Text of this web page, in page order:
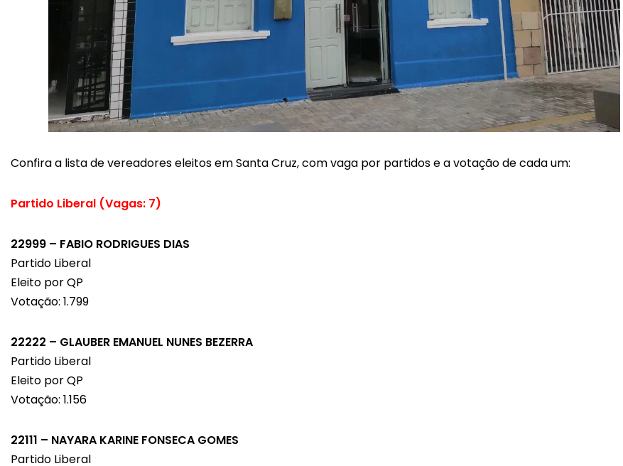
Confira a lista de vereadores eleitos em Santa Cruz, com vaga por partidos e a votação de cada um:
Partido Liberal (Vagas: 7)
22999 – FABIO RODRIGUES DIAS
Partido Liberal
Eleito por QP
Votação: 1.799
22222 – GLAUBER EMANUEL NUNES BEZERRA
Partido Liberal
Eleito por QP
Votação: 1.156
22111 – NAYARA KARINE FONSECA GOMES
Partido Liberal